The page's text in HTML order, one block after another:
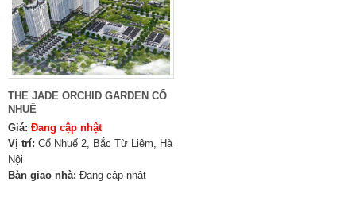
THE JADE ORCHID GARDEN CỔ
NHUẾ
Giá: Đang cập nhật
Vị trí: Cổ Nhuế 2, Bắc Từ Liêm, Hà
Nội
Bàn giao nhà: Đang cập nhật